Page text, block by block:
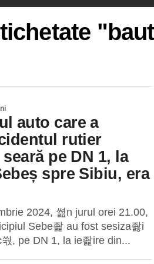
auto care a
rutier
pe DN 1, la
spre Sibiu, era
2024, 쎮n jurul orei 21.00,
Sebe좙 au fost sesiza좛i
, pe DN 1, la ie좙ire din...